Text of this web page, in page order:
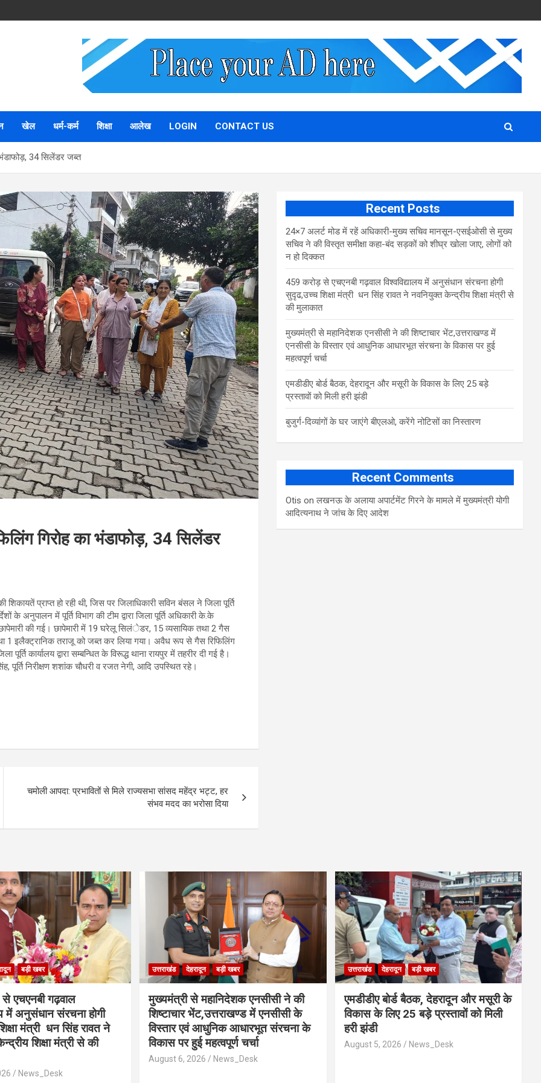
खेल धर्म-कर्म शिक्षा आलेख LOGIN CONTACT US
भंडाफोड़, 34 सिलेंडर जब्त
गिरोह का भंडाफोड़, 34 सिलेंडर
प्राप्त हो रही थी, जिस पर जिलाधिकारी सविन बंसल ने जिला पूर्ति
के अनुपालन में पूर्ति विभाग की टीम द्वारा जिला पूर्ति अधिकारी के.के
की गई। छापेमारी में 19 घरेलू सिलंेडर, 15 व्यसायिक तथा 2 गैस
1 इलैक्ट्रानिक तराजू को जब्त कर लिया गया। अवैध रूप से गैस रिफिलिंग
कार्यालय द्वारा सम्बन्धित के विरूद्ध थाना रायपुर में तहरीर दी गई है।
पूर्ति निरीक्षण शशांक चौधरी व रजत नेगी, आदि उपस्थित रहे।
चमोली आपदा: प्रभावितों से मिले राज्यसभा सांसद महेंद्र भट्ट, हर
संभव मदद का भरोसा दिया
Recent Posts
24×7 अलर्ट मोड में रहें अधिकारी-मुख्य सचिव मानसून-एसईओसी से मुख्य
सचिव ने की विस्तृत समीक्षा कहा-बंद सड़कों को शीघ्र खोला जाए, लोगों को
न हो दिक्कत
459 करोड़ से एचएनबी गढ़वाल विश्वविद्यालय में अनुसंधान संरचना होगी
सुदृढ,उच्च शिक्षा मंत्री धन सिंह रावत ने नवनियुक्त केन्द्रीय शिक्षा मंत्री से
की मुलाकात
मुख्यमंत्री से महानिदेशक एनसीसी ने की शिष्टाचार भेंट,उत्तराखण्ड में
एनसीसी के विस्तार एवं आधुनिक आधारभूत संरचना के विकास पर हुई
महत्वपूर्ण चर्चा
एमडीडीए बोर्ड बैठक, देहरादून और मसूरी के विकास के लिए 25 बड़े
प्रस्तावों को मिली हरी झंडी
बुजुर्ग-दिव्यांगों के घर जाएंगे बीएलओ, करेंगे नोटिसों का निस्तारण
Recent Comments
Otis onलखनऊ के अलाया अपार्टमेंट गिरने के मामले में मुख्‍यमंत्री योगी
आद‍ित्‍यनाथ ने जांच के द‍िए आदेश
बड़ी खबर
एचएनबी गढ़वाल
में अनुसंधान संरचना होगी
मंत्री धन सिंह रावत ने
शिक्षा मंत्री से की
News_Desk
उत्तराखंड देहरादून बड़ी खबर
मुख्यमंत्री से महानिदेशक एनसीसी ने की
शिष्टाचार भेंट,उत्तराखण्ड में एनसीसी के
विस्तार एवं आधुनिक आधारभूत संरचना के
विकास पर हुई महत्वपूर्ण चर्चा
August 6, 2026 News_Desk
उत्तराखंड देहरादून बड़ी खबर
एमडीडीए बोर्ड बैठक, देहरादून और मसूरी के
विकास के लिए 25 बड़े प्रस्तावों को मिली
हरी झंडी
August 5, 2026 News_Desk